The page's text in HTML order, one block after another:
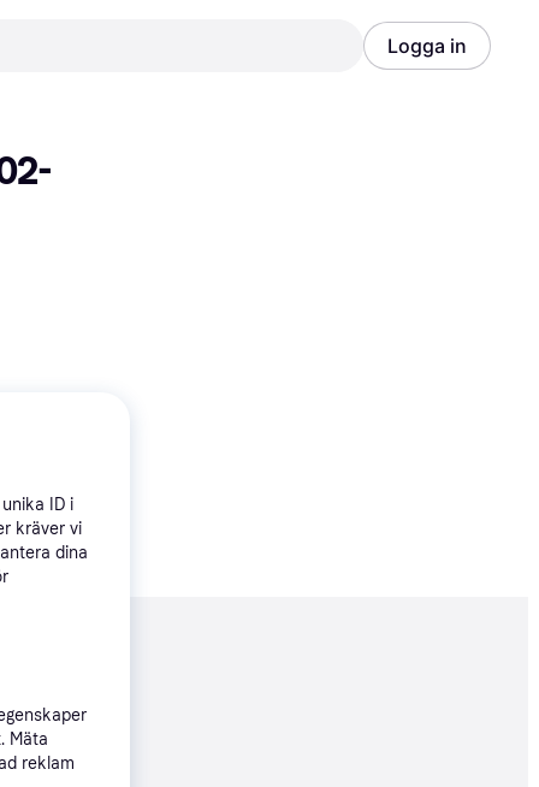
Logga in
ID i
kräver vi
dina
Mäta
reklam